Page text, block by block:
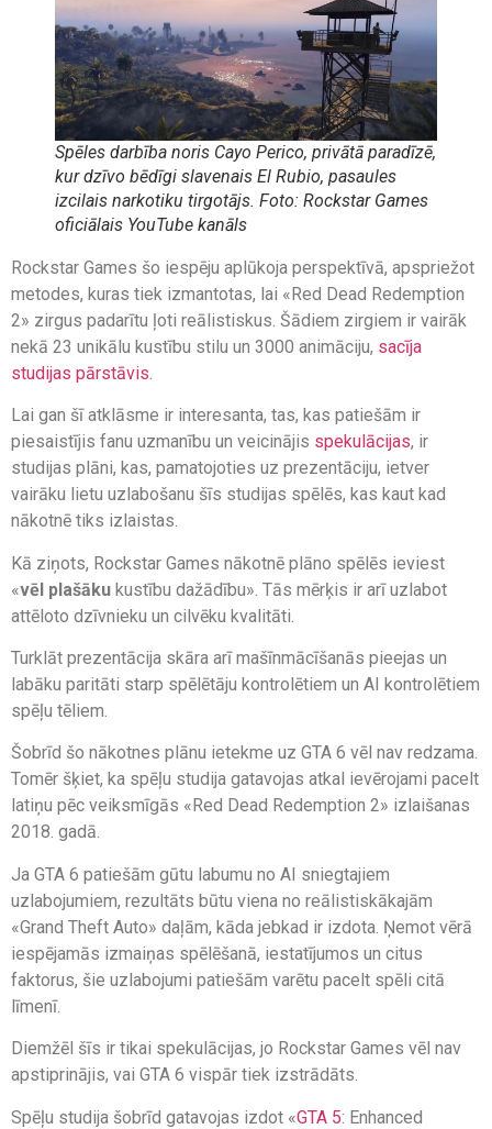
Spēles darbība noris Cayo Perico, privātā paradīzē,
kur dzīvo bēdīgi slavenais El Rubio, pasaules
izcilais narkotiku tirgotājs. Foto: Rockstar Games
oficiālais YouTube kanāls
Rockstar Games šo iespēju aplūkoja perspektīvā, apspriežot
metodes, kuras tiek izmantotas, lai «Red Dead Redemption
2» zirgus padarītu ļoti reālistiskus. Šādiem zirgiem ir vairāk
nekā 23 unikālu kustību stilu un 3000 animāciju, sacīja
studijas pārstāvis.
Lai gan šī atklāsme ir interesanta, tas, kas patiešām ir
piesaistījis fanu uzmanību un veicinājis spekulācijas, ir
studijas plāni, kas, pamatojoties uz prezentāciju, ietver
vairāku lietu uzlabošanu šīs studijas spēlēs, kas kaut kad
nākotnē tiks izlaistas.
Kā ziņots, Rockstar Games nākotnē plāno spēlēs ieviest
«vēl plašāku kustību dažādību». Tās mērķis ir arī uzlabot
attēloto dzīvnieku un cilvēku kvalitāti.
Turklāt prezentācija skāra arī mašīnmācīšanās pieejas un
labāku paritāti starp spēlētāju kontrolētiem un AI kontrolētiem
spēļu tēliem.
Šobrīd šo nākotnes plānu ietekme uz GTA 6 vēl nav redzama.
Tomēr šķiet, ka spēļu studija gatavojas atkal ievērojami pacelt
latiņu pēc veiksmīgās «Red Dead Redemption 2» izlaišanas
2018. gadā.
Ja GTA 6 patiešām gūtu labumu no AI sniegtajiem
uzlabojumiem, rezultāts būtu viena no reālistiskākajām
«Grand Theft Auto» daļām, kāda jebkad ir izdota. Ņemot vērā
iespējamās izmaiņas spēlēšanā, iestatījumos un citus
faktorus, šie uzlabojumi patiešām varētu pacelt spēli citā
līmenī.
Diemžēl šīs ir tikai spekulācijas, jo Rockstar Games vēl nav
apstiprinājis, vai GTA 6 vispār tiek izstrādāts.
Spēļu studija šobrīd gatavojas izdot «GTA 5: Enhanced